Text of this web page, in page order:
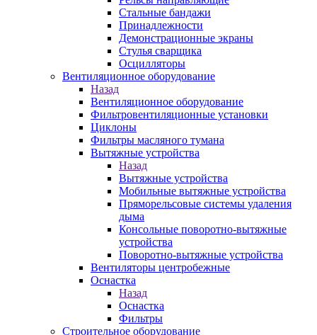
Стальные бандажи
Принадлежности
Демонстрационные экраны
Стулья сварщика
Осцилляторы
Вентиляционное оборудование
Назад
Вентиляционное оборудование
Фильтровентиляционные установки
Циклоны
Фильтры масляного тумана
Вытяжные устройства
Назад
Вытяжные устройства
Мобильные вытяжные устройства
Пряморельсовые системы удаления
дыма
Консольные поворотно-вытяжные
устройства
Поворотно-вытяжные устройства
Вентиляторы центробежные
Оснастка
Назад
Оснастка
Фильтры
Строительное оборудование